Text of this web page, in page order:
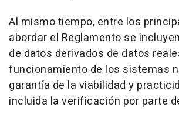
Al mismo tiempo, entre los
abordar el Reglamento se
de datos derivados de datos
funcionamiento de los sistemas
garantía de la viabilidad y
incluida la verificación por parte